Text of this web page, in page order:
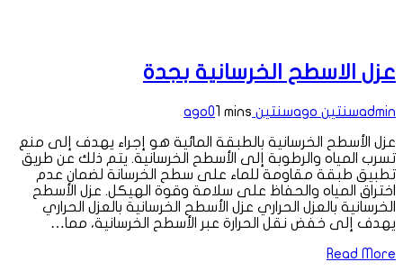
عزل الاسطح الخرسانية بجدة
adminسنتين ago سنتين ago 01 mins
عزل الأسطح الخرسانية بالطبقة المائية هو إجراء يهدف إلى منع
تسرب المياه والرطوبة إلى الأسطح الخرسانية. يتم ذلك عن طريق
تطبيق طبقة مقاومة للماء على سطح الخرسانة لضمان عدم
اختراق المياه والحفاظ على سلامة وقوة الهيكل. عزل الأسطح
الخرسانية بالعزل الحراري عزل الأسطح الخرسانية بالعزل الحراري
يهدف إلى خفض نقل الحرارة عبر الأسطح الخرسانية، مما…
Read More